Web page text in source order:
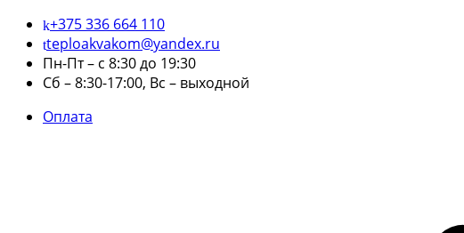
+375 336 664 110
teploakvakom@yandex.ru
Пн-Пт – с 8:30 до 19:30
Сб – 8:30-17:00, Вс – выходной
Оплата